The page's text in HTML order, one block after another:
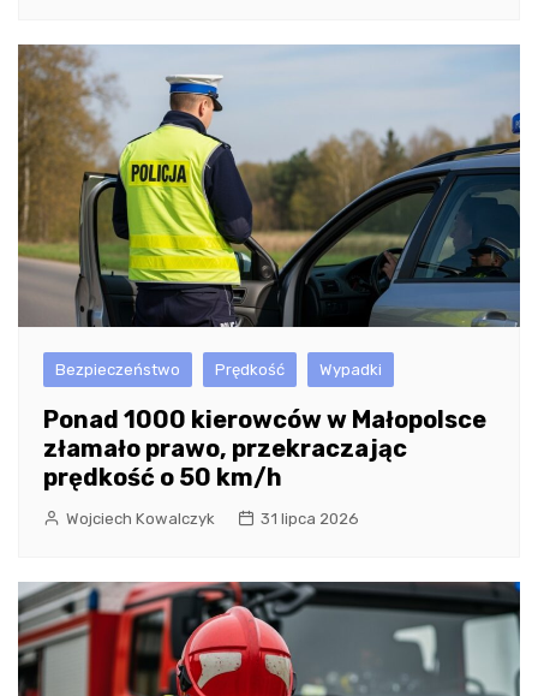
Bezpieczeństwo Prędkość Wypadki
Ponad 1000 kierowców w Małopolsce
złamało prawo, przekraczając
prędkość o 50 km/h
Wojciech Kowalczyk 31 lipca 2026